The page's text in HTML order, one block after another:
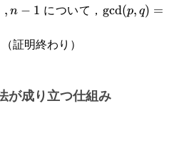
, n − 1 について， \text{gcd}
gcd(p, q) =
証明終わり）
が成り立つ仕組み